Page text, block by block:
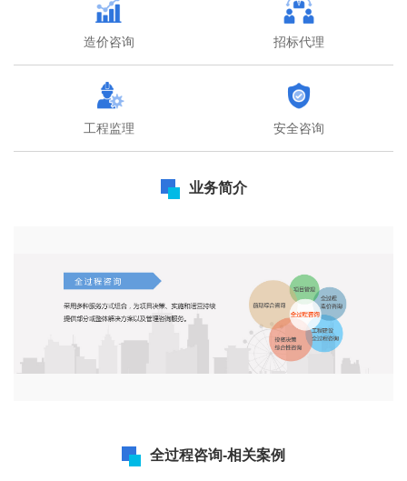
造价咨询 招标代理
工程监理 安全咨询
业务简介
全过程咨询-相关案例